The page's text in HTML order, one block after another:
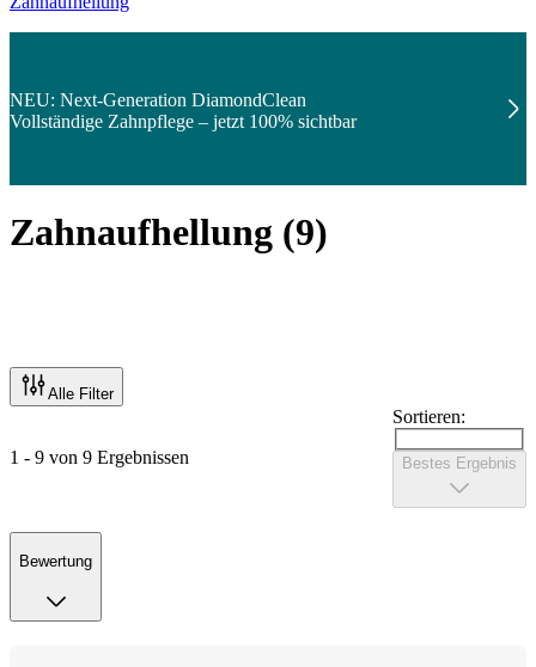
NEU: Next-Generation DiamondClean
Vollständige Zahnpflege – jetzt 100% sichtbar
Zahnaufhellung (9)
Alle Filter
1 - 9 von 9 Ergebnissen
Sortieren:
Bestes Ergebnis
Bewertung